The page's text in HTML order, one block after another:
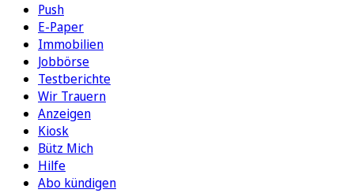
Push
E-Paper
Immobilien
Jobbörse
Testberichte
Wir Trauern
Anzeigen
Kiosk
Bütz Mich
Hilfe
Abo kündigen